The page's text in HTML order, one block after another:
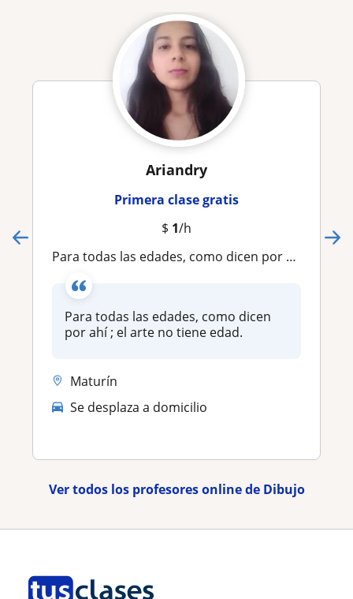
Ariandry
Primera clase gratis
$ 1/h
Para todas las edades, como dicen por ahí ; el arte no tiene edad
Para todas las edades, como dicen
por ahí ; el arte no tiene edad.
Maturín
Se desplaza a domicilio
Ver todos los profesores online de Dibujo